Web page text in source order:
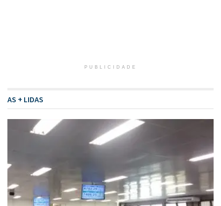
PUBLICIDADE
AS + LIDAS